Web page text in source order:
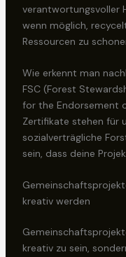
verantwortungsvoller
wenn möglich,
Ressourcen zu
Wie erkennt man
FSC (Forest
for the Endorsement
Zertifikate stehen für
sozialverträgliche
sein, dass deine
kreativ werden
kreativ zu sein,